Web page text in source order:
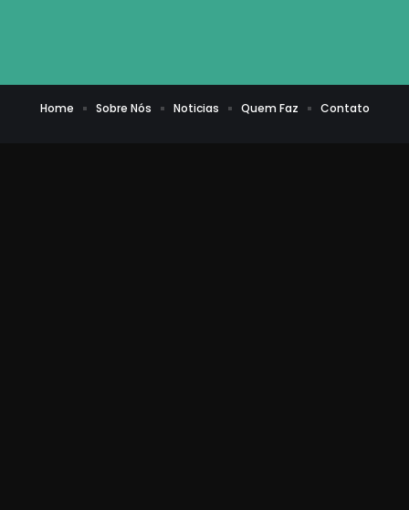
Home Sobre Nós Noticias Quem Faz Contato